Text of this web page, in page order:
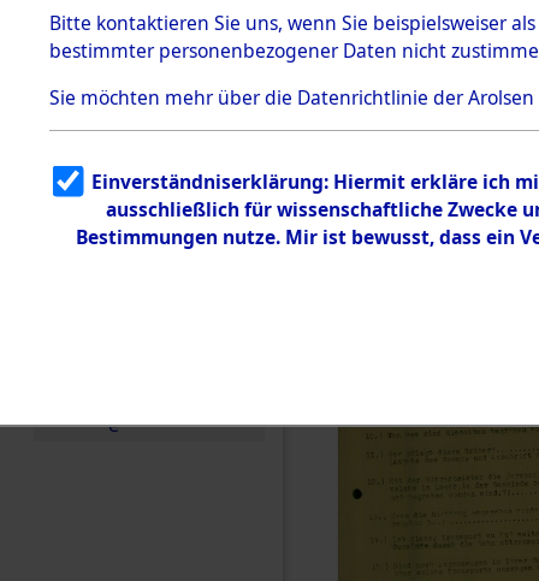
5.3.1 Alliierte
Erhebungen
zu
Todesmärsch
en
5.3.2
g
5.3.3
Todesmärsch
e
Ort ihrer
0001
Bitte kontaktieren Sie uns, wenn Sie beispielsweiser
bestimmter personenbezogener Daten nicht
Sie möchten mehr über die Datenrichtlinie der Arolsen
Einverständniserklärung: Hiermit erkläre ich
ausschließlich für wissenschaftliche Zwecke
Bestimmungen nutze. Mir ist bewusst, dass ein